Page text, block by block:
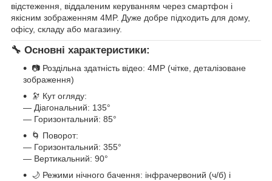
відстеження, віддаленим керуванням через смартфон і
якісним зображенням 4MP. Дуже добре підходить для дому,
офісу, складу або магазину.
🔧 Основні характеристики:
📷 Роздільна здатність відео: 4MP (чітке, деталізоване
зображення)
🔭 Кут огляду:
— Діагональний: 135°
— Горизонтальний: 85°
🌀 Поворот:
— Горизонтальний: 355°
— Вертикальний: 90°
🌙 Режими нічного бачення: інфрачервоний (ч/б) і